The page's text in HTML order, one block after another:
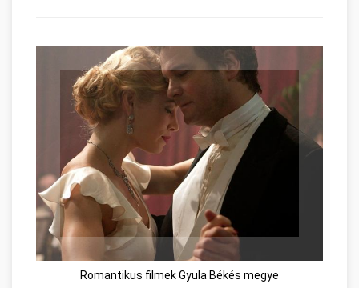
Romantikus filmek Gyula Békés megye